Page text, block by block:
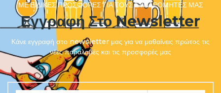
ΜΕ ΕΙΔΙΚΈΣ ΠΡΟΣΦΟΡΈΣ ΓΙΑ ΤΟΥΣ ΣΥΝΔΡΟΜΗΤΈΣ ΜΑΣ
Εγγραφή Στο Newsletter
Κάνε εγγραφή στο newsletter μας για να μαθαίνεις πρώτος τις
νέες παραλαβές και τις προσφορές μας